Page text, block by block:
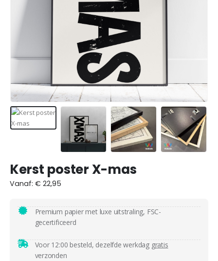
Kerst poster X-mas
Vanaf: € 22,95
Premium papier met luxe uitstraling, FSC-
gecertificeerd
Voor 12:00 besteld, dezelfde werkdag gratis
verzonden